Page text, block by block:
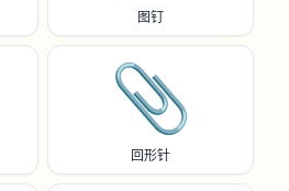
图钉
📎
回形针